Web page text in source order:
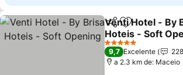
Compartir
Añadir a
Venti Hotel - By
Hoteis - Soft
5 Estrellas
9,7 Excelente
a 2.3 km de: Maceio